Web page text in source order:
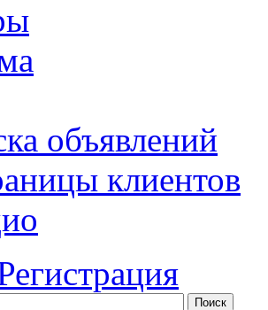
объявлений
клиентов
Поиск